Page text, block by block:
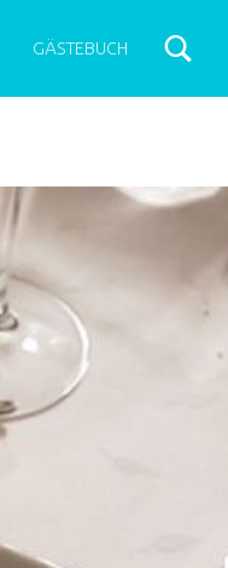
GÄSTEBUCH